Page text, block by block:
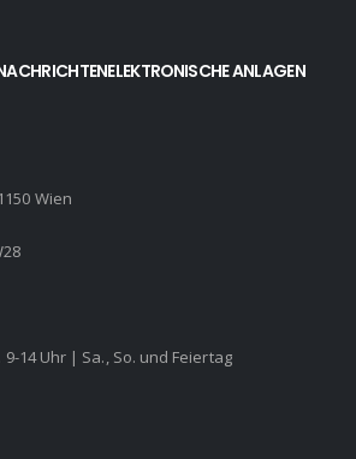
ANLAGEN
Wien
9-14 Uhr | Sa., So. und Feiertag